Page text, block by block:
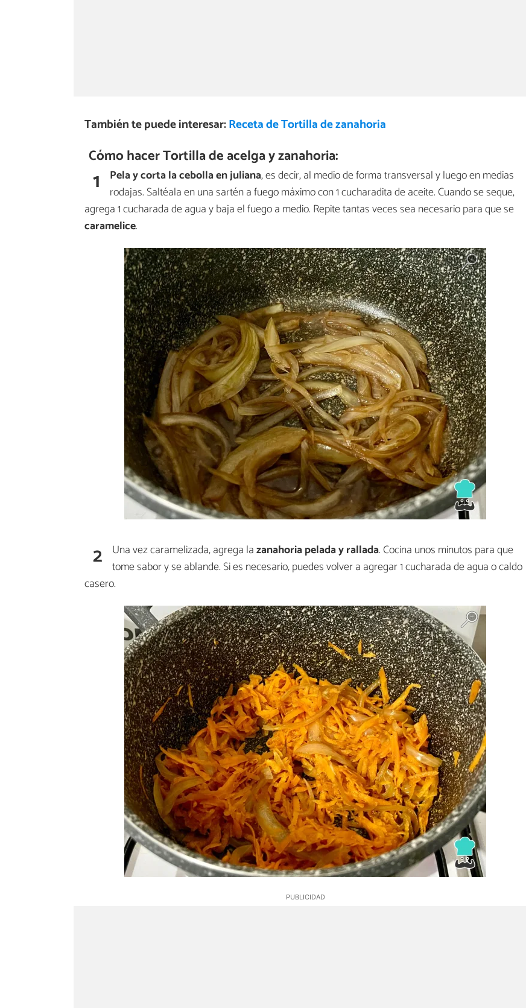
También te puede interesar:Receta de Tortilla de zanahoria
Cómo hacer Tortilla de acelga y zanahoria:
1 Pela y corta la cebolla en juliana, es decir, al medio de forma transversal y luego en medias
rodajas. Saltéala en una sartén a fuego máximo con 1 cucharadita de aceite. Cuando se seque,
agrega 1 cucharada de agua y baja el fuego a medio. Repite tantas veces sea necesario para que se
caramelice.
2 Una vez caramelizada, agrega lazanahoria pelada y rallada. Cocina unos minutos para que
tome sabor y se ablande. Si es necesario, puedes volver a agregar 1 cucharada de agua o caldo
casero.